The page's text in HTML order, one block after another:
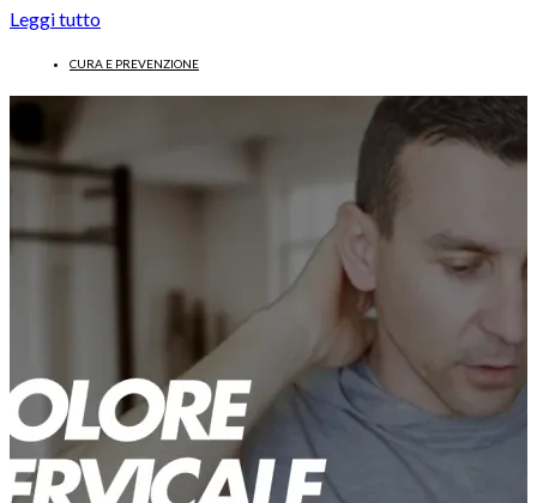
Leggi tutto
CURA E PREVENZIONE